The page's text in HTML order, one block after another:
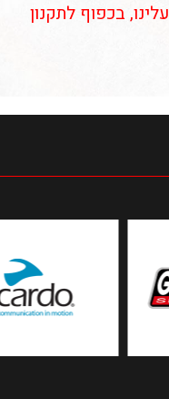
עלינו, בכפוף לתקנון